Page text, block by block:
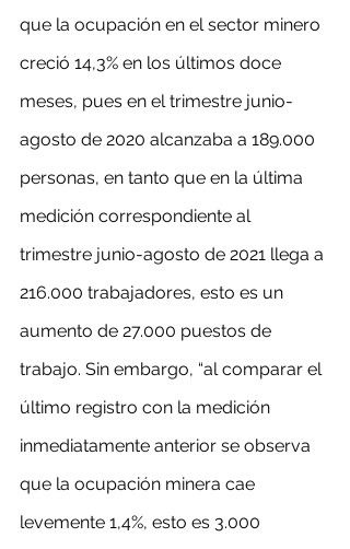
que la ocupación en el sector minero
creció 14,3% en los últimos doce
meses, pues en el trimestre junio-
agosto de 2020 alcanzaba a 189.000
personas, en tanto que en la última
medición correspondiente al
trimestre junio-agosto de 2021 llega a
216.000 trabajadores, esto es un
aumento de 27.000 puestos de
trabajo. Sin embargo, “al comparar el
último registro con la medición
inmediatamente anterior se observa
que la ocupación minera cae
levemente 1,4%, esto es 3.000